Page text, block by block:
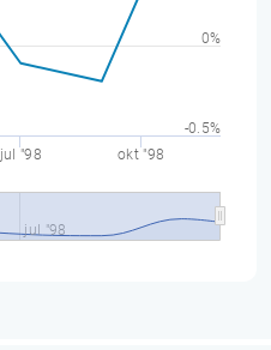
jul "98 okt "98
jul "98
-0.5%
0%